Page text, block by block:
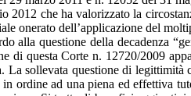
2012 che ha valorizzato la
onerato dell’applicazione del
alla questione della decadenza
di questa Corte n. 12720/2009
La sollevata questione di
ordine ad una piena ed effettiva